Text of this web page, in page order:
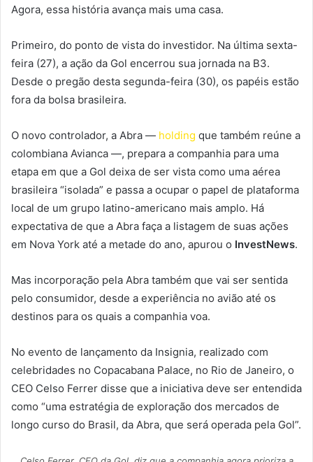
Agora, essa história avança mais uma casa.
Primeiro, do ponto de vista do investidor. Na última sexta-
feira (27), a ação da Gol encerrou sua jornada na B3.
Desde o pregão desta segunda-feira (30), os papéis estão
fora da bolsa brasileira.
O novo controlador, a Abra — holding que também reúne a
colombiana Avianca —, prepara a companhia para uma
etapa em que a Gol deixa de ser vista como uma aérea
brasileira “isolada” e passa a ocupar o papel de plataforma
local de um grupo latino-americano mais amplo. Há
expectativa de que a Abra faça a listagem de suas ações
em Nova York até a metade do ano, apurou o InvestNews.
Mas incorporação pela Abra também que vai ser sentida
pelo consumidor, desde a experiência no avião até os
destinos para os quais a companhia voa.
No evento de lançamento da Insignia, realizado com
celebridades no Copacabana Palace, no Rio de Janeiro, o
CEO Celso Ferrer disse que a iniciativa deve ser entendida
como “uma estratégia de exploração dos mercados de
longo curso do Brasil, da Abra, que será operada pela Gol”.